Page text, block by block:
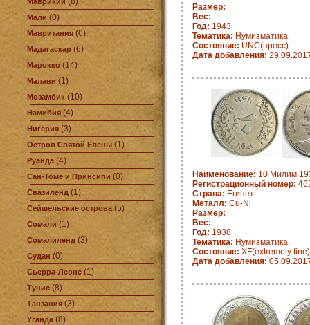
Мали (0)
Мавритания (0)
Мадагаскар (6)
Марокко (14)
Малави (1)
Мозамбик (10)
Намибия (4)
Нигерия (3)
Остров Святой Елены (1)
Руанда (4)
Сан-Томе и Принсипи (0)
Свазиленд (1)
Сейшельские острова(5)
Сомали (1)
Сомалиленд (3)
Судан (0)
Сьерра-Леоне (1)
Тунис (8)
Танзания (3)
Уганда(8)
Размер:
Вес:
Год: 1943
Тематика: Нумизматика.
Состояние: UNC(пресс)
Дата добавления:
Наименование: 10 Милим
Регистрационный номер:
Страна: Египет
Металл: Cu-Ni
Размер:
Вес:
Год: 1938
Тематика: Нумизматика.
Состояние: XF(extremely fine)
Дата добавления: